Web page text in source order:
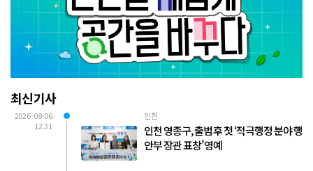
최신기사
2026-08-06
12:31
인천
인천 영종구, 출범 후 첫 ‘적극행정 분야 행
안부 장관 표창’ 영예